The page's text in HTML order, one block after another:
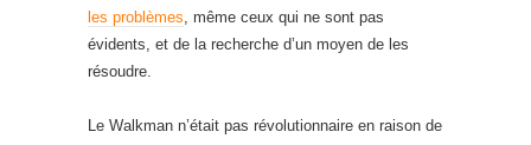
les problèmes, même ceux qui ne sont pas
évidents, et de la recherche d’un moyen de les
résoudre.
Le Walkman n’était pas révolutionnaire en raison de